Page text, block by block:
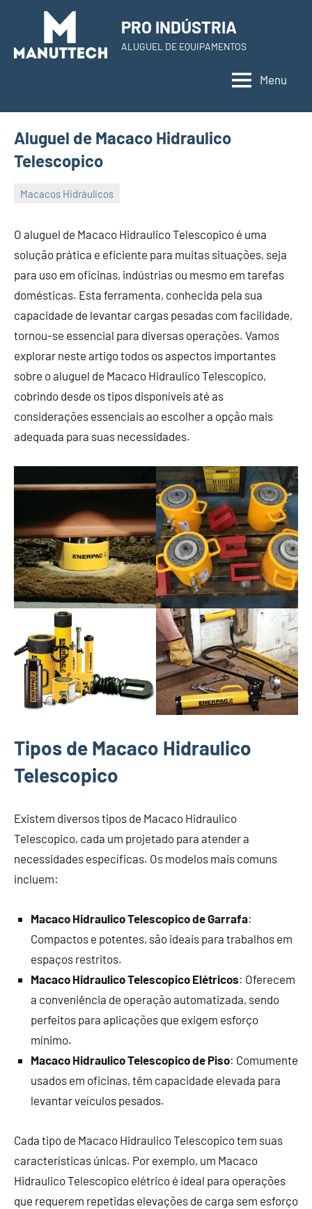
content
PRO INDÚSTRIA
ALUGUEL DE EQUIPAMENTOS
Menu
Aluguel de Macaco Hidraulico
Telescopico
Macacos Hidráulicos
November
de
2023
O aluguel de Macaco Hidraulico Telescopico é uma
solução prática e eficiente para muitas situações, seja
para uso em oficinas, indústrias ou mesmo em tarefas
domésticas. Esta ferramenta, conhecida pela sua
capacidade de levantar cargas pesadas com facilidade,
tornou-se essencial para diversas operações. Vamos
explorar neste artigo todos os aspectos importantes
sobre o aluguel de Macaco Hidraulico Telescopico,
cobrindo desde os tipos disponíveis até as
considerações essenciais ao escolher a opção mais
adequada para suas necessidades.
Tipos de Macaco Hidraulico
Telescopico
Existem diversos tipos de Macaco Hidraulico
Telescopico, cada um projetado para atender a
necessidades específicas. Os modelos mais comuns
incluem:
Macaco Hidraulico Telescopico de Garrafa:
Compactos e potentes, são ideais para trabalhos em
espaços restritos.
Macaco Hidraulico Telescopico Elétricos: Oferecem
a conveniência de operação automatizada, sendo
perfeitos para aplicações que exigem esforço
mínimo.
Macaco Hidraulico Telescopico de Piso: Comumente
usados em oficinas, têm capacidade elevada para
levantar veículos pesados.
Cada tipo de Macaco Hidraulico Telescopico tem suas
características únicas. Por exemplo, um Macaco
Hidraulico Telescopico elétrico é ideal para operações
que requerem repetidas elevações de carga sem esforço